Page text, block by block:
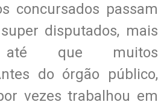
concursados passam
disputados, mais
até que muitos
do órgão público,
vezes trabalhou em